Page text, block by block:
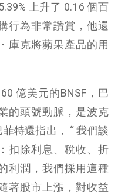
上升了 0.16 個百
行為非常讚賞，他還
庫克將蘋果產品的用
億美元的BNSF，巴
的頭號動脈，是波克
特還指出， “ 我們談
扣除利息、稅收、折
利潤，我們採用這種
著股市上漲，對收益